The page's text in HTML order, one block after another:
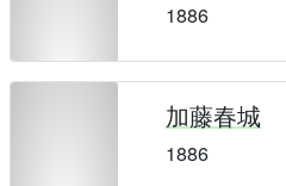
1886
加藤春城
1886